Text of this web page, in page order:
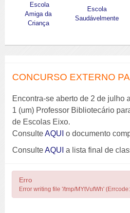
Escola
Amiga da
Criança
Escola
Saudávelmente
CONCURSO EXTERNO
Encontra-se aberto de 2 de julho
1 (um) Professor Bibliotecário
de Escolas Eixo.
ConsulteAQUI o documento
ConsulteAQUI a lista final de
Erro
Error writing file '/tmp/MYtVufWh'